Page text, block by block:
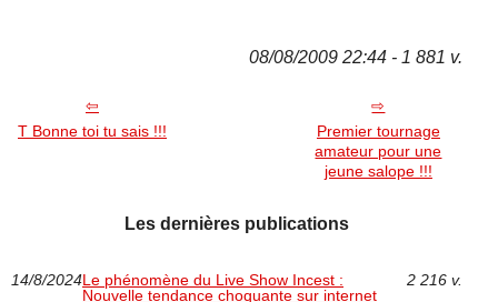
08/08/2009 22:44 - 1 881 v.
T Bonne toi tu sais !!!
Premier tournage
amateur pour une
jeune salope !!!
Les dernières publications
14/8/2024Le phénomène du Live Show Incest :
Nouvelle tendance choquante sur internet
2 216 v.